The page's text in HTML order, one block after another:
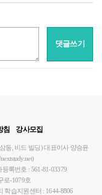
댓글쓰기
침 강사모집
동, 비드 빌딩)대표이사 양승윤
등록번호 : 561-81-03379
로-1079호
학습지원센터 : 1644-8806